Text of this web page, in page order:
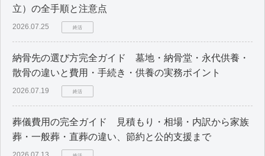
立）の全手順と注意点
2026.07.25 終活
納骨先の選び方完全ガイド 墓地・納骨堂・永代供養・
散骨の違いと費用・手続き・供養の実務ポイント
2026.07.19 終活
葬儀費用の完全ガイド 見積もり・相場・内訳から家族
葬・一般葬・直葬の違い、節約と公的支援まで